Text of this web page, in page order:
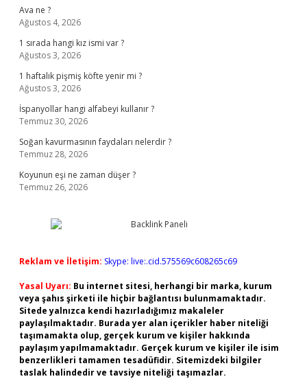
Ava ne ?
Ağustos 4, 2026
1 sırada hangi kız ismi var ?
Ağustos 3, 2026
1 haftalık pişmiş köfte yenir mi ?
Ağustos 3, 2026
İspanyollar hangi alfabeyi kullanır ?
Temmuz 30, 2026
Soğan kavurmasının faydaları nelerdir ?
Temmuz 28, 2026
Koyunun eşi ne zaman düşer ?
Temmuz 26, 2026
Reklam ve İletişim: Skype: live:.cid.575569c608265c69
Yasal Uyarı: Bu internet sitesi, herhangi bir marka, kurum
veya şahıs şirketi ile hiçbir bağlantısı bulunmamaktadır.
Sitede yalnızca kendi hazırladığımız makaleler
paylaşılmaktadır. Burada yer alan içerikler haber niteliği
taşımamakta olup, gerçek kurum ve kişiler hakkında
paylaşım yapılmamaktadır. Gerçek kurum ve kişiler ile isim
benzerlikleri tamamen tesadüfidir. Sitemizdeki bilgiler
taslak halindedir ve tavsiye niteliği taşımazlar.